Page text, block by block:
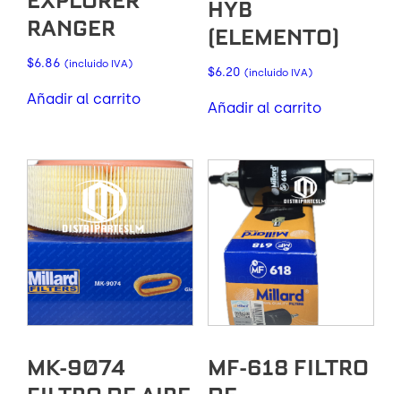
RANGER
$6.86 (incluido IVA)
Añadir al carrito
HYB
(ELEMENTO)
$6.20 (incluido IVA)
Añadir al carrito
MK-9074
MF-618 FILTRO